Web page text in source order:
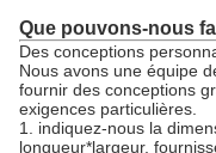
Que pouvons-nous
Des conceptions
Nous avons une équipe
fournir des conceptions
exigences particulières.
1. indiquez-nous la
longueur*largeur,